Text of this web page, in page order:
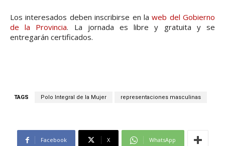
Los interesados deben inscribirse en laweb del Gobierno
de la Provincia. La jornada es libre y gratuita y se
entregarán certificados.
TAGS Polo Integral de la Mujer representaciones masculinas
Facebook X WhatsApp